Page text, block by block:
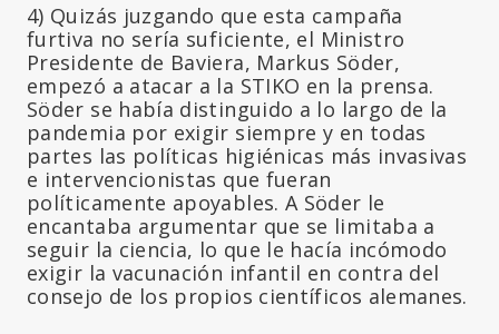
4) Quizás juzgando que esta campaña
furtiva no sería suficiente, el Ministro
Presidente de Baviera, Markus Söder,
empezó a atacar a la STIKO en la prensa.
Söder se había distinguido a lo largo de la
pandemia por exigir siempre y en todas
partes las políticas higiénicas más invasivas
e intervencionistas que fueran
políticamente apoyables. A Söder le
encantaba argumentar que se limitaba a
seguir la ciencia, lo que le hacía incómodo
exigir la vacunación infantil en contra del
consejo de los propios científicos alemanes.